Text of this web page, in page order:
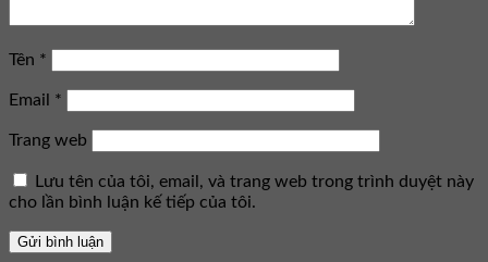
Tên *
Email *
Trang web
Lưu tên của tôi, email, và trang web trong trình duyệt này
cho lần bình luận kế tiếp của tôi.